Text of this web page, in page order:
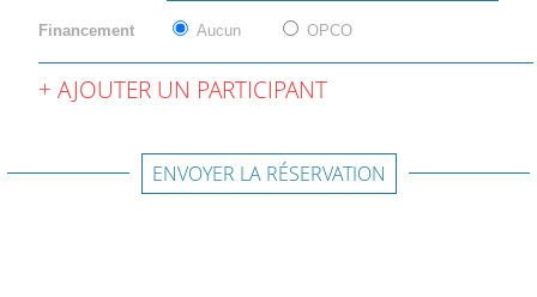
Financement Aucun OPCO
AJOUTER UN PARTICIPANT
ENVOYER LA RÉSERVATION